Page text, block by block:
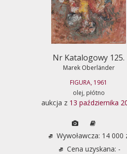
Nr Katalogowy 125.
Marek Oberländer
FIGURA, 1961
olej, płótno
aukcja z 13 października
Wywoławcza: 14 000
Cena uzyskana: -